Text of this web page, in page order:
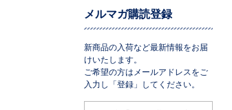
メルマガ購読登録
新商品の入荷など最新情報をお届
けいたします。
ご希望の方はメールアドレスをご
入力し「登録」してください。